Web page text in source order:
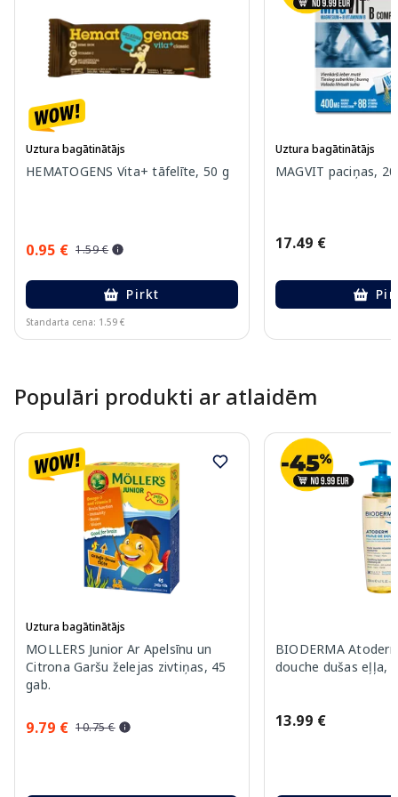
Uztura bagātinātājs
HEMATOGENS Vita+ tāfelīte, 50 g
0.95 € 1.59 €
Pirkt
Standarta cena: 1.59 €
Uztura bagātinātājs
MAGVIT paciņas,
17.49 €
Populāri produkti ar atlaidēm
Uztura bagātinātājs
MOLLERS Junior Ar Apelsīnu un
Citrona Garšu želejas zivtiņas, 45
gab.
9.79 € 10.75 €
BIODERMA
douche dušas eļļa,
13.99 €